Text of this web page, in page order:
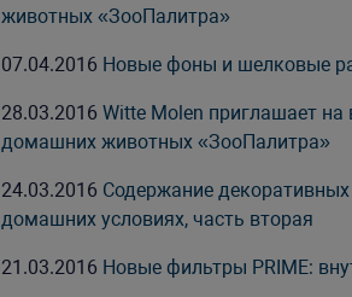
животных «ЗооПалитра»
07.04.2016 Новые фоны и шелковые
28.03.2016Witte Molen приглашает на
домашних животных «ЗооПалитра»
24.03.2016 Содержание
домашних условиях, часть вторая
21.03.2016 Новые фильтры PRIME: